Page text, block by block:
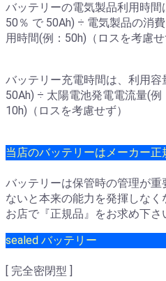
バッテリーの電気製品利用時
50％ で 50Ah) ÷ 電気製品の消
用時間(例：50h)（ロスを考慮せ
バッテリー充電時間は、利用容
50Ah) ÷ 太陽電池発電電流量(例
10h)（ロスを考慮せず）
当店のバッテリーはメーカー正
バッテリーは保管時の管理が
ないと本来の能力を発揮しな
お店で『正規品』をお求め下さ
sealed バッテリー
[ 完全密閉型 ]